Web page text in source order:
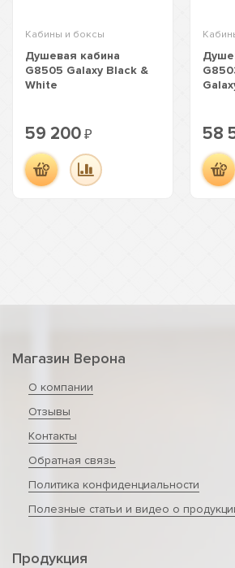
Кабины и боксы
Душевая кабина
G8505 Galaxy Black &
White
59 200 ₽ 58
Магазин Верона
О компании
Отзывы
Контакты
Обратная связь
Политика конфиденциальности
Полезные статьи и видео о
Продукция